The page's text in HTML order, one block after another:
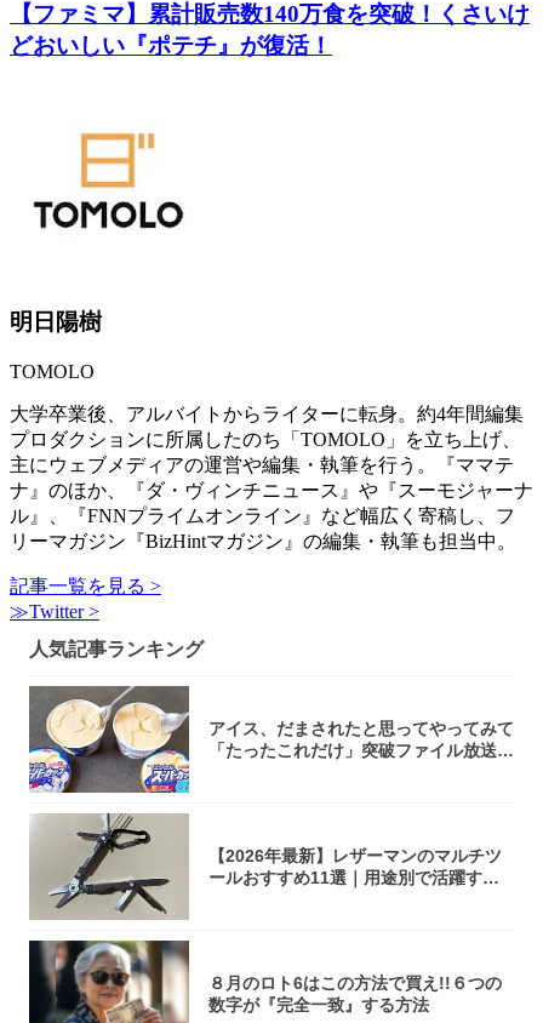
【ファミマ】累計販売数140万食を突破！くさいけ
どおいしい『ポテチ』が復活！
明日陽樹
TOMOLO
大学卒業後、アルバイトからライターに転身。約4年間編集
プロダクションに所属したのち「TOMOLO」を立ち上げ、
主にウェブメディアの運営や編集・執筆を行う。『ママテ
ナ』のほか、『ダ・ヴィンチニュース』や『スーモジャーナ
ル』、『FNNプライムオンライン』など幅広く寄稿し、フ
リーマガジン『BizHintマガジン』の編集・執筆も担当中。
記事一覧を見る >
≫Twitter >
人気記事ランキング
アイス、だまされたと思ってやってみて
「たったこれだけ」突破ファイル放送で
【2026年最新】レザーマンのマルチツ
ールおすすめ11選｜用途別で活躍する
８月のロト6はこの方法で買え!!６つの
数字が『完全一致』する方法